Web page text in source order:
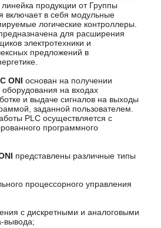
продукции от Группы
включает в себя модульные
логические контроллеры.
для расширения
электротехники и
предложений в
ONI основан на получении
на входах
и выдаче сигналов на выходы
заданной пользователем.
PLC осуществляется с
программного
представлены различные типы
процессорного управления
с дискретными и аналоговыми
вывода;